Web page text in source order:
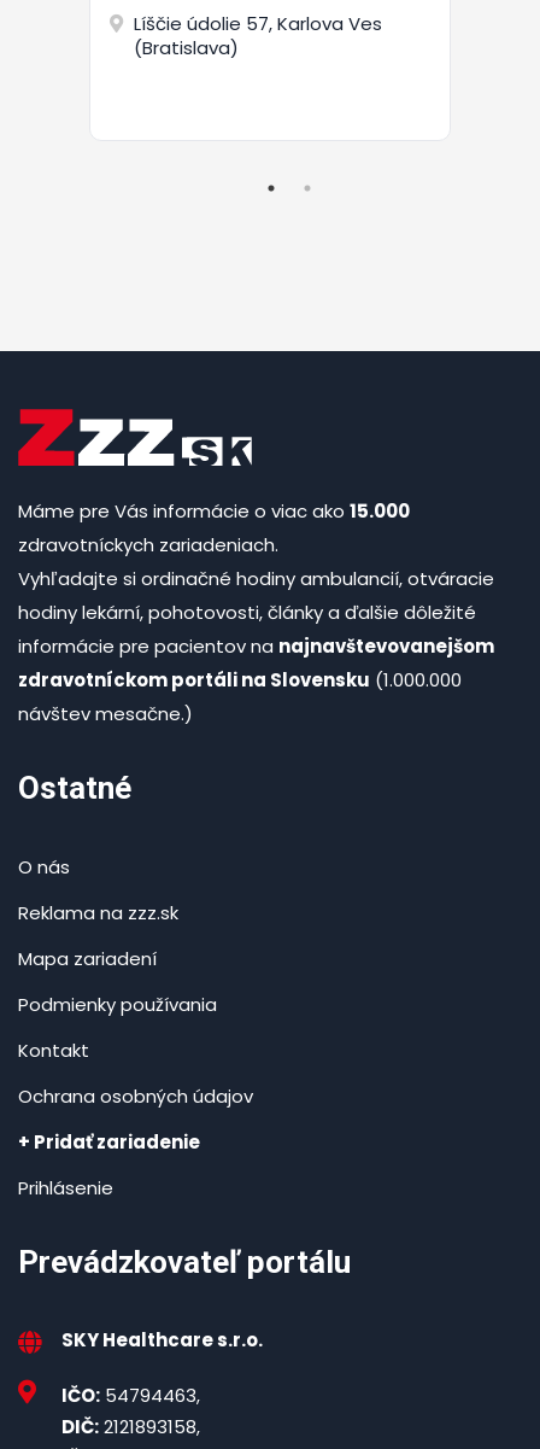
Líščie údolie 57, Karlova Ves
(Bratislava)
Máme pre Vás informácie o viac ako 15.000
zdravotníckych zariadeniach.
Vyhľadajte si ordinačné hodiny ambulancií, otváracie
hodiny lekární, pohotovosti, články a ďalšie dôležité
informácie pre pacientov na najnavštevovanejšom
zdravotníckom portáli na Slovensku (1.000.000
návštev mesačne.)
Ostatné
O nás
Reklama na zzz.sk
Mapa zariadení
Podmienky používania
Kontakt
Ochrana osobných údajov
+ Pridať zariadenie
Prihlásenie
Prevádzkovateľ portálu
SKY Healthcare s.r.o.
IČO: 54794463,
DIČ:2121893158,